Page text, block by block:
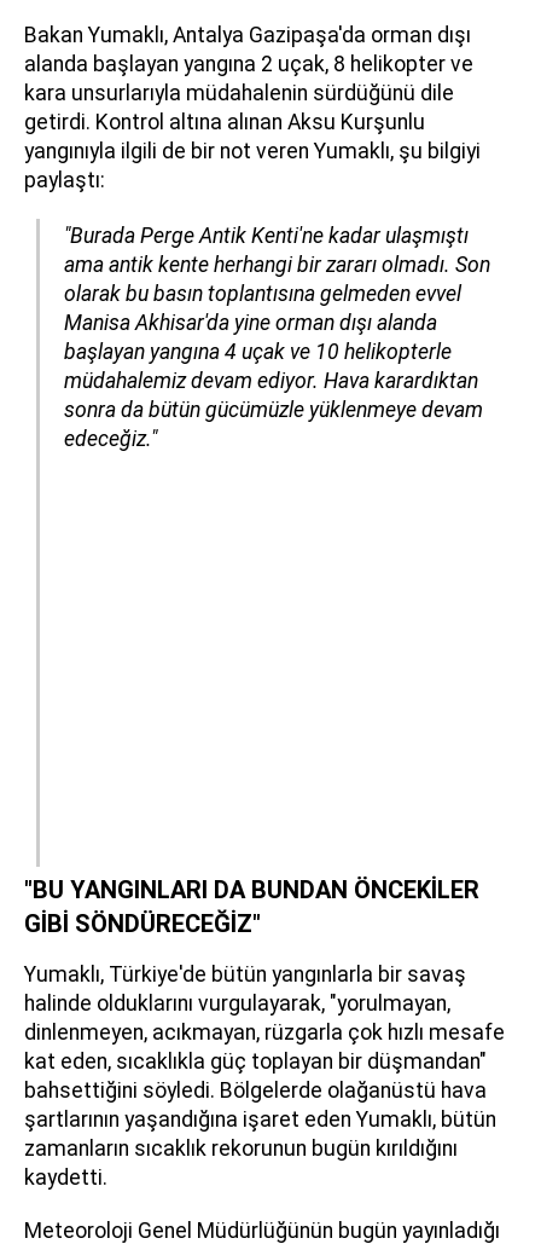
Bakan Yumaklı, Antalya Gazipaşa'da orman dışı
alanda başlayan yangına 2 uçak, 8 helikopter ve
kara unsurlarıyla müdahalenin sürdüğünü dile
getirdi. Kontrol altına alınan Aksu Kurşunlu
yangınıyla ilgili de bir not veren Yumaklı, şu bilgiyi
paylaştı:
"Burada Perge Antik Kenti'ne kadar ulaşmıştı
ama antik kente herhangi bir zararı olmadı. Son
olarak bu basın toplantısına gelmeden evvel
Manisa Akhisar'da yine orman dışı alanda
başlayan yangına 4 uçak ve 10 helikopterle
müdahalemiz devam ediyor. Hava karardıktan
sonra da bütün gücümüzle yüklenmeye devam
edeceğiz."
"BU YANGINLARI DA BUNDAN ÖNCEKİLER
GİBİ SÖNDÜRECEĞİZ"
Yumaklı, Türkiye'de bütün yangınlarla bir savaş
halinde olduklarını vurgulayarak, "yorulmayan,
dinlenmeyen, acıkmayan, rüzgarla çok hızlı mesafe
kat eden, sıcaklıkla güç toplayan bir düşmandan"
bahsettiğini söyledi. Bölgelerde olağanüstü hava
şartlarının yaşandığına işaret eden Yumaklı, bütün
zamanların sıcaklık rekorunun bugün kırıldığını
kaydetti.
Meteoroloji Genel Müdürlüğünün bugün yayınladığı